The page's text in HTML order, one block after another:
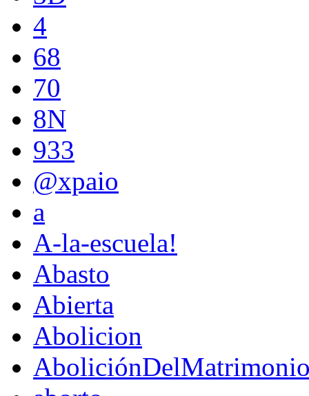
4
68
70
8N
933
@xpaio
a
A-la-escuela!
Abasto
Abierta
Abolicion